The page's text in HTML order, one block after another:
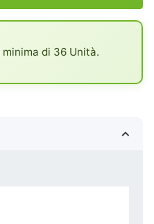
di 36 Unità.